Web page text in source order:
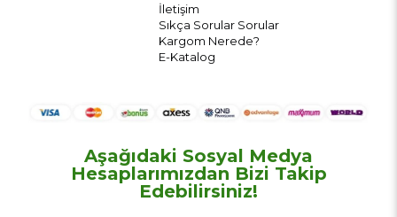
İletişim
Sıkça Sorular Sorular
Kargom Nerede?
E-Katalog
Aşağıdaki Sosyal Medya
Hesaplarımızdan Bizi Takip
Edebilirsiniz!